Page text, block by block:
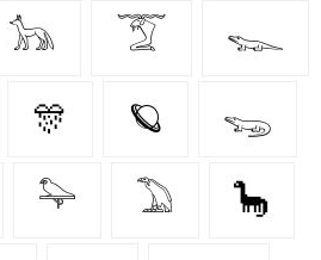
𓃥 𓄆 𓆊
🎊 🪐 𓆌
𓅍 𓅐 🦕